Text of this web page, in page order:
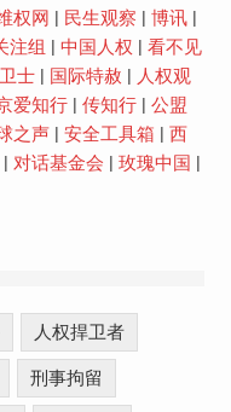
权网 民生观察 博讯|
注组 中国人权
看不见
士| 国际特赦
人权观
爱知行| 传知行| 公盟
之声| 安全工具箱
西
对话基金会 玫瑰中国
人权捍卫者
刑事拘留